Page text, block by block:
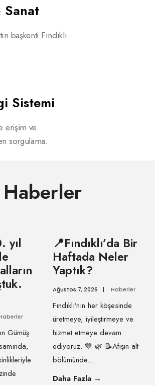
başkenti Fındıklı.
Sistemi
erişim ve
sorgulama.
Haberler
yıl
Gümüş
📍Fındıklı’da Bir
Haftada Neler
Yaptık?
Ağustos 7, 2026 | Haberler
Fındıklı’nın her köşesinde
üretmeye, iyileştirmeye ve
hizmet etmeye devam
ediyoruz. 💙 🌿 📝Afişin alt
bölümünde...
Daha Fazla →